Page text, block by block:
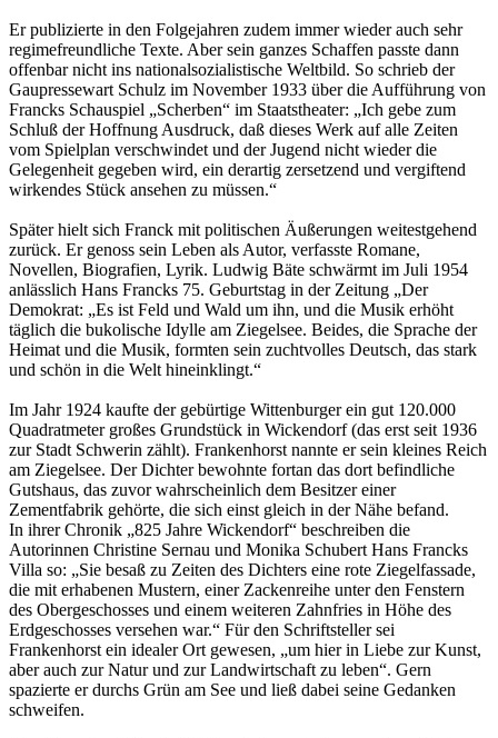
Er publizierte in den Folgejahren zudem immer wieder auch sehr
regimefreundliche Texte. Aber sein ganzes Schaffen passte dann
offenbar nicht ins nationalsozialistische Weltbild. So schrieb der
Gaupressewart Schulz im November 1933 über die Aufführung von
Francks Schauspiel „Scherben“ im Staatstheater: „Ich gebe zum
Schluß der Hoffnung Ausdruck, daß dieses Werk auf alle Zeiten
vom Spielplan verschwindet und der Jugend nicht wieder die
Gelegenheit gegeben wird, ein derartig zersetzend und vergiftend
wirkendes Stück ansehen zu müssen.“
Später hielt sich Franck mit politischen Äußerungen weitestgehend
zurück. Er genoss sein Leben als Autor, verfasste Romane,
Novellen, Biografien, Lyrik. Ludwig Bäte schwärmt im Juli 1954
anlässlich Hans Francks 75. Geburtstag in der Zeitung „Der
Demokrat: „Es ist Feld und Wald um ihn, und die Musik erhöht
täglich die bukolische Idylle am Ziegelsee. Beides, die Sprache der
Heimat und die Musik, formten sein zuchtvolles Deutsch, das stark
und schön in die Welt hineinklingt.“
Im Jahr 1924 kaufte der gebürtige Wittenburger ein gut 120.000
Quadratmeter großes Grundstück in Wickendorf (das erst seit 1936
zur Stadt Schwerin zählt). Frankenhorst nannte er sein kleines Reich
am Ziegelsee. Der Dichter bewohnte fortan das dort befindliche
Gutshaus, das zuvor wahrscheinlich dem Besitzer einer
Zementfabrik gehörte, die sich einst gleich in der Nähe befand.
In ihrer Chronik „825 Jahre Wickendorf“ beschreiben die
Autorinnen Christine Sernau und Monika Schubert Hans Francks
Villa so: „Sie besaß zu Zeiten des Dichters eine rote Ziegelfassade,
die mit erhabenen Mus­tern, einer Zackenreihe unter den Fenstern
des Obergeschosses und einem weiteren Zahnfries in Höhe des
Erdgeschosses versehen war.“ Für den Schriftsteller sei
Frankenhorst ein idealer Ort gewesen, „um hier in Liebe zur Kunst,
aber auch zur Natur und zur Landwirtschaft zu leben“. Gern
spazierte er durchs Grün am See und ließ dabei seine Gedanken
schweifen.